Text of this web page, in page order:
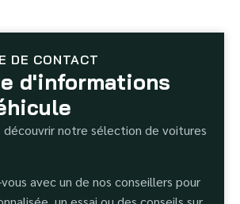
DE CONTACT
d'informations
découvrir notre sélection de voitures
avec un de nos conseillers pour